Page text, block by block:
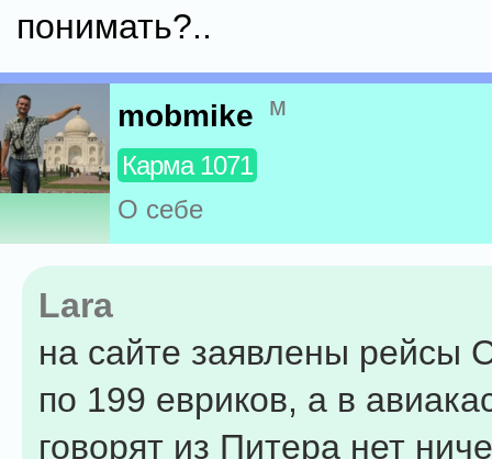
понимать?..
mobmike м
Карма 1071
О себе
Lara
на сайте заявлены рейсы
по 199 евриков, а в
говорят из Питера нет